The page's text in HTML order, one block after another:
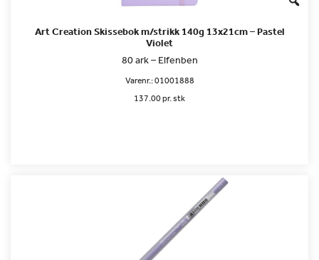
Art Creation Skissebok m/strikk 140g 13x21cm – Pastel
Violet
80 ark – Elfenben
Varenr.:01001888
137.00 pr. stk